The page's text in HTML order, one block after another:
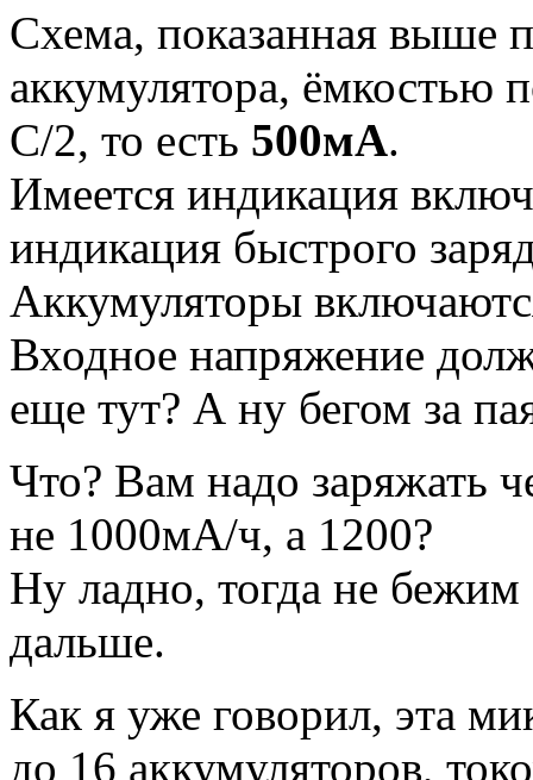
Схема, показанная выше
аккумулятора,
С/2, то есть 500мА.
Имеется индикация
индикация быстрого
Аккумуляторы
Входное напряжение
еще тут? А ну бегом за
Что? Вам надо заряжать
не 1000мА/ч, а 1200?
Ну ладно, тогда не
дальше.
Как я уже говорил, эта
до 16 аккумуляторов,